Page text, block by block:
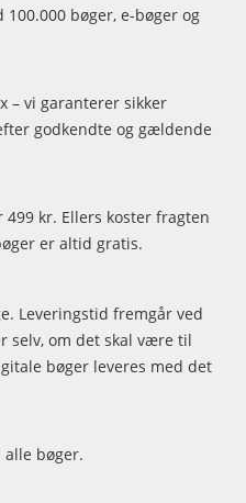
bøger, e-bøger og
– vi garanterer sikker
godkendte og gældende
kr. Ellers koster fragten
er altid gratis.
Leveringstid fremgår ved
selv, om det skal være til
bøger leveres med det
bøger.